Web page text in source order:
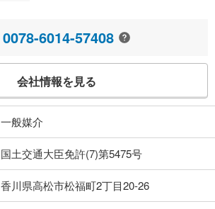
0078-6014-57408
会社情報を見る
一般媒介
国土交通大臣免許(7)第5475号
香川県高松市松福町2丁目20-26